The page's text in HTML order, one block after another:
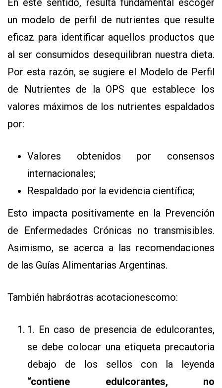
En este sentido, resulta fundamental escoger
un modelo de perfil de nutrientes que resulte
eficaz para identificar aquellos productos que
al ser consumidos desequilibran nuestra dieta.
Por esta razón, se sugiere el Modelo de Perfil
de Nutrientes de la OPS que establece los
valores máximos de los nutrientes espaldados
por:
Valores obtenidos por consensos
internacionales;
Respaldado por la evidencia científica;
Esto impacta positivamente en la Prevención
de Enfermedades Crónicas no transmisibles.
Asimismo, se acerca a las recomendaciones
de las Guías Alimentarias Argentinas.
También habráotras acotacionescomo:
1. En caso de presencia de edulcorantes,
se debe colocar una etiqueta precautoria
debajo de los sellos con la leyenda
“contiene edulcorantes, no